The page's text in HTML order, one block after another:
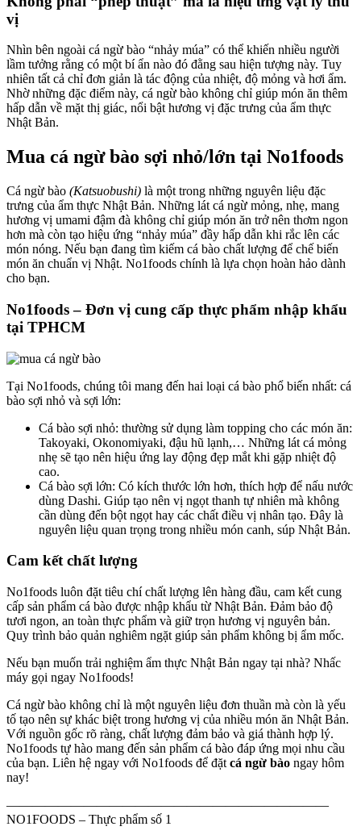
vị
Nhìn bên ngoài cá ngừ bào “nhảy múa” có thể khiến nhiều người
lầm tưởng rằng có một bí ẩn nào đó đằng sau hiện tượng này. Tuy
nhiên tất cả chỉ đơn giản là tác động của nhiệt, độ mỏng và hơi ẩm.
Nhờ những đặc điểm này, cá ngừ bào không chỉ giúp món ăn thêm
hấp dẫn về mặt thị giác, nổi bật hương vị đặc trưng của ẩm thực
Nhật Bản.
Mua cá ngừ bào sợi nhỏ/lớn tại No1foods
Cá ngừ bào (Katsuobushi) là một trong những nguyên liệu đặc
trưng của ẩm thực Nhật Bản. Những lát cá ngừ mỏng, nhẹ, mang
hương vị umami đậm đà không chỉ giúp món ăn trở nên thơm ngon
hơn mà còn tạo hiệu ứng “nhảy múa” đầy hấp dẫn khi rắc lên các
món nóng. Nếu bạn đang tìm kiếm cá bào chất lượng để chế biến
món ăn chuẩn vị Nhật. No1foods chính là lựa chọn hoàn hảo dành
cho bạn.
No1foods – Đơn vị cung cấp thực phẩm nhập khẩu
tại TPHCM
Tại No1foods, chúng tôi mang đến hai loại cá bào phổ biến nhất: cá
bào sợi nhỏ và sợi lớn:
Cá bào sợi nhỏ: thường sử dụng làm topping cho các món ăn:
Takoyaki, Okonomiyaki, đậu hũ lạnh,… Những lát cá mỏng
nhẹ sẽ tạo nên hiệu ứng lay động đẹp mắt khi gặp nhiệt độ
cao.
Cá bào sợi lớn: Có kích thước lớn hơn, thích hợp để nấu nước
dùng Dashi. Giúp tạo nên vị ngọt thanh tự nhiên mà không
cần dùng đến bột ngọt hay các chất điều vị nhân tạo. Đây là
nguyên liệu quan trọng trong nhiều món canh, súp Nhật Bản.
Cam kết chất lượng
No1foods luôn đặt tiêu chí chất lượng lên hàng đầu, cam kết cung
cấp sản phẩm cá bào được nhập khẩu từ Nhật Bản. Đảm bảo độ
tươi ngon, an toàn thực phẩm và giữ trọn hương vị nguyên bản.
Quy trình bảo quản nghiêm ngặt giúp sản phẩm không bị ẩm mốc.
Nếu bạn muốn trải nghiệm ẩm thực Nhật Bản ngay tại nhà? Nhấc
máy gọi ngay No1foods!
Cá ngừ bào không chỉ là một nguyên liệu đơn thuần mà còn là yếu
tố tạo nên sự khác biệt trong hương vị của nhiều món ăn Nhật Bản.
Với nguồn gốc rõ ràng, chất lượng đảm bảo và giá thành hợp lý.
No1foods tự hào mang đến sản phẩm cá bào đáp ứng mọi nhu cầu
của bạn. Liên hệ ngay với No1foods để đặt cá ngừ bào ngay hôm
nay!
—————————————————————————
NO1FOODS – Thực phẩm số 1